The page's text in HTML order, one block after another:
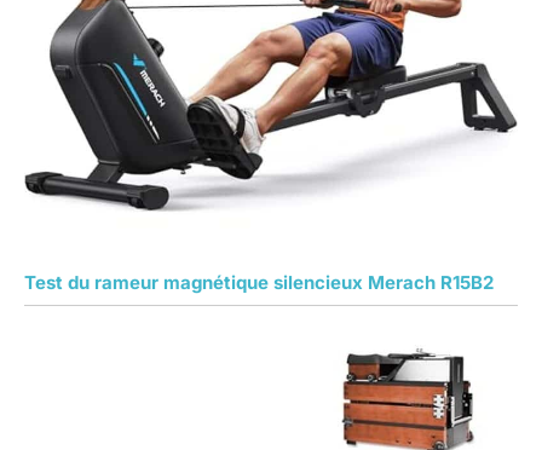
Test du rameur magnétique silencieux Merach R15B2